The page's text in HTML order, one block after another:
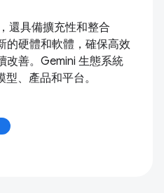
還具備擴充性和整合
的硬體和軟體，確保高效
改善。Gemini 生態系統
、產品和平台。